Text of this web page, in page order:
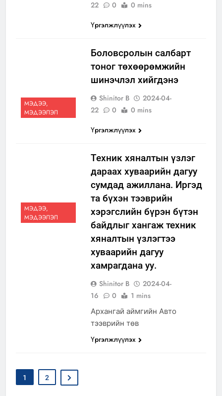
22
0
0 mins
Үргэлжлүүлэх
МЭДЭЭ,
МЭДЭЭЛЭЛ
Боловсролын салбарт
тоног төхөөрөмжийн
шинэчлэл хийгдэнэ
Shinitor B
2024-04-
22
0
0 mins
Үргэлжлүүлэх
МЭДЭЭ,
МЭДЭЭЛЭЛ
Техник хяналтын үзлэг
дараах хуваарийн дагуу
сумдад ажиллана. Иргэд
та бүхэн тээврийн
хэрэгслийн бүрэн бүтэн
байдлыг хангаж техник
хяналтын үзлэгтээ
хуваарийн дагуу
хамрагдана уу.
Shinitor B
2024-04-
16
0 1 mins
Архангай аймгийн Авто
тээврийн төв
Үргэлжлүүлэх
1 2